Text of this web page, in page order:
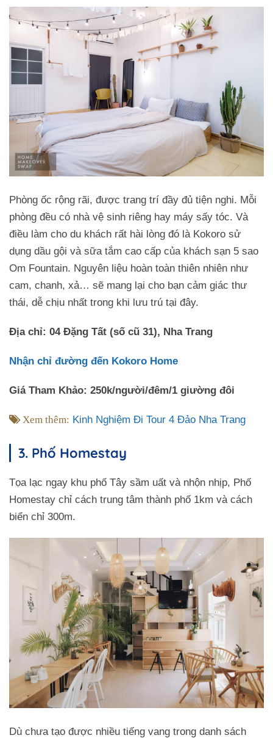
Phòng ốc rộng rãi, được trang trí đầy đủ tiện nghi. Mỗi
phòng đều có nhà vệ sinh riêng hay máy sấy tóc. Và
điều làm cho du khách rất hài lòng đó là Kokoro sử
dụng dầu gội và sữa tắm cao cấp của khách sạn 5 sao
Om Fountain. Nguyên liệu hoàn toàn thiên nhiên như
cam, chanh, xả… sẽ mang lại cho bạn cảm giác thư
thái, dễ chịu nhất trong khi lưu trú tại đây.
Địa chỉ: 04 Đặng Tất (số cũ 31), Nha Trang
Nhận chỉ đường đến Kokoro Home
Giá Tham Khảo: 250k/người/đêm/1 giường đôi
Xem thêm: Kinh Nghiệm Đi Tour 4 Đảo Nha Trang
3. Phố Homestay
Tọa lạc ngay khu phố Tây sầm uất và nhộn nhịp, Phố
Homestay chỉ cách trung tâm thành phố 1km và cách
biển chỉ 300m.
Dù chưa tạo được nhiều tiếng vang trong danh sách